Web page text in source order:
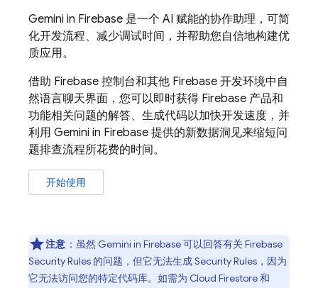
Gemini in Firebase 是一个 AI 赋能的协作助理，可简
化开发流程、减少调试时间，并帮助您自信地构建优
质应用。
借助 Firebase 控制台和其他 Firebase 开发环境中自
然语言聊天界面，您可以即时获得 Firebase 产品和
功能相关问题的解答、生成代码以加快开发速度，并
利用 Gemini in Firebase 提供的新数据洞见来缩短问
题排查流程所花费的时间。
开始使用
注意 ： 虽然 Gemini in Firebase可以回答有关 Firebase
Security Rules 的问题，但它无法生成Security Rules ，因为
它无法访问您的特定代码库。如需为 Cloud Firestore和